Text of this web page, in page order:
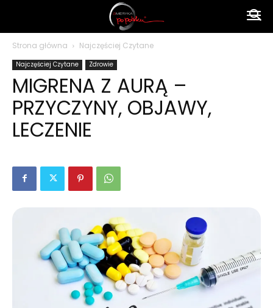
polsku
Strona główna Najczęściej Czytane
Najczęściej Czytane Zdrowie
MIGRENA Z AURĄ –
PRZYCZYNY, OBJAWY,
LECZENIE